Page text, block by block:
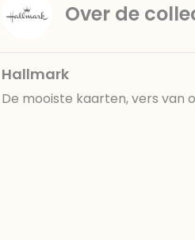
Over de
Hallmark
De mooiste kaarten, vers van